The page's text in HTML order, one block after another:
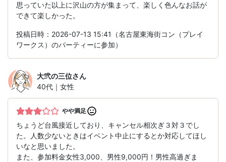
思っていた以上に沢山の方が集まって、楽しく色んなお話が
できて楽しかった。
投稿日時：2026-07-13 15:41（名古屋東海街コン（プレイ
ワークス）のパーティーに参加）
大弐の三位さん
40代｜女性
やや満足
ちょうど台風接近しており、キャンセル相次ぎ３対３でし
た。人数少ないときはイベント中止にするとか対応してほし
いなと思いました。
また、参加料金女性3,000、男性9,000円！男性高過ぎま